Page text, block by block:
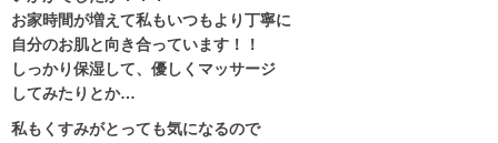
お家時間が増えて私もいつもより丁寧に
自分のお肌と向き合っています！！
しっかり保湿して、優しくマッサージ
してみたりとか…
私もくすみがとっても気になるので